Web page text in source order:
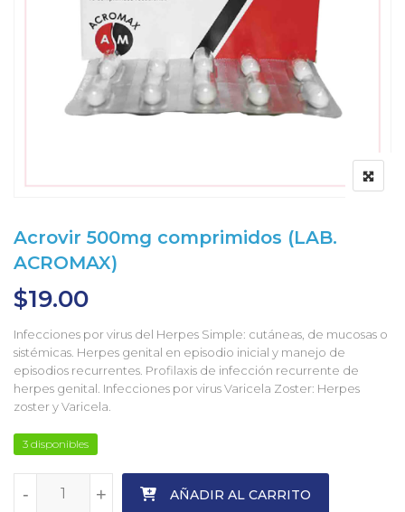
Acrovir 500mg comprimidos (LAB.
ACROMAX)
$19.00
Infecciones por virus del Herpes Simple: cutáneas, de mucosas o
sistémicas. Herpes genital en episodio inicial y manejo de
episodios recurrentes. Profilaxis de infección recurrente de
herpes genital. Infecciones por virus Varicela Zoster: Herpes
zoster y Varicela.
3 disponibles
+
- +
- AÑADIR AL CARRITO